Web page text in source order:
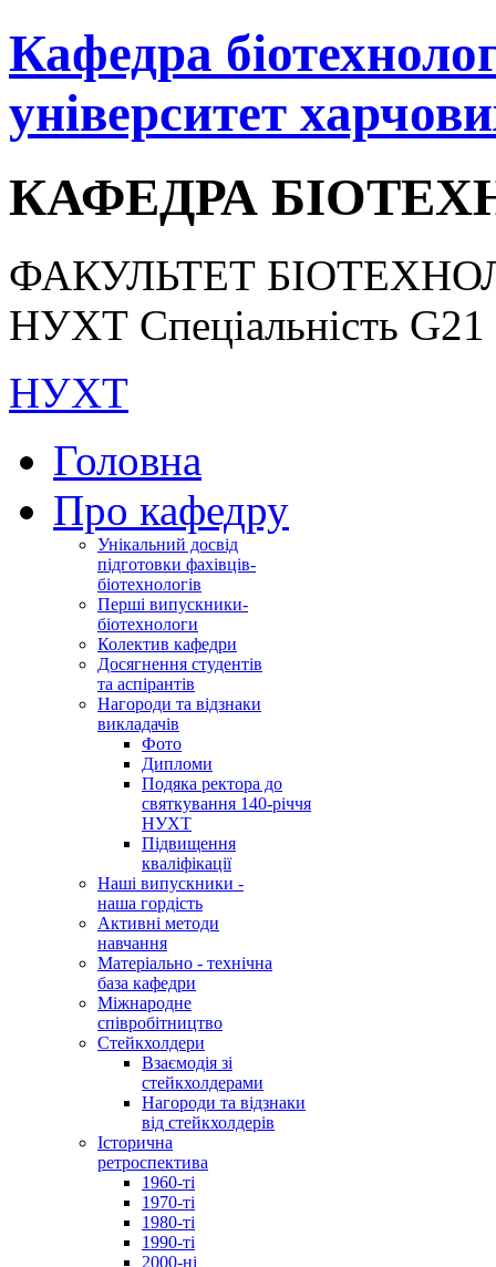
Кафедра
університет
КАФЕДРА
ФАКУЛЬТЕТ
НУХТ Спеціальність G21
НУХТ
Головна
Про кафедру
Унікальний досвід
підготовки фахівців-
біотехнологів
Перші випускники-
біотехнологи
Колектив кафедри
Досягнення студентів
та аспірантів
Нагороди та відзнаки
викладачів
Фото
Дипломи
Подяка ректора до
святкування 140-річчя
НУХТ
Підвищення
кваліфікації
Наші випускники -
наша гордість
Активні методи
навчання
Матеріально - технічна
база кафедри
Міжнародне
співробітництво
Стейкхолдери
Взаємодія зі
стейкхолдерами
Нагороди та відзнаки
від стейкхолдерів
Історична
ретроспектива
1960-ті
1970-ті
1980-ті
1990-ті
2000-ні